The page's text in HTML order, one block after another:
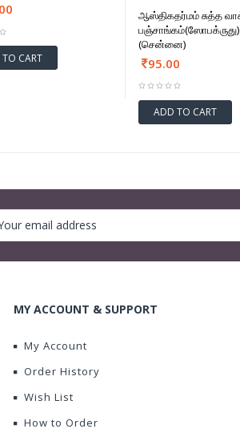
CART
ஆஸ்திகதர்மம் சுத்த
பஞ்சாங்கம்(ஸோபக்ருது)
(சென்னை)
95.00
ADD TO CART
MY ACCOUNT & SUPPORT
My Account
Order History
Wish List
How to Order